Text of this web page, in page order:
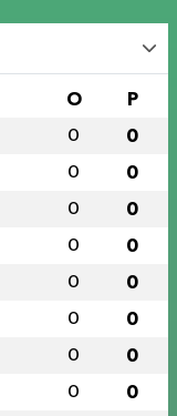
O P
0 0
0 0
0 0
0 0
0 0
0 0
0 0
0 0